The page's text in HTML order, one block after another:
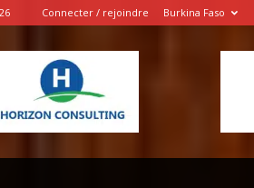
Connecter / rejoindre Burkina Faso